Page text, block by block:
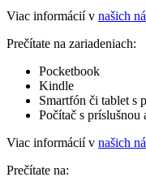
Viac informácií v našich
Prečítate na zariadeniach:
Pocketbook
Kindle
Smartfón či tablet s
Počítač s príslušnou
Viac informácií v našich
Prečítate na: